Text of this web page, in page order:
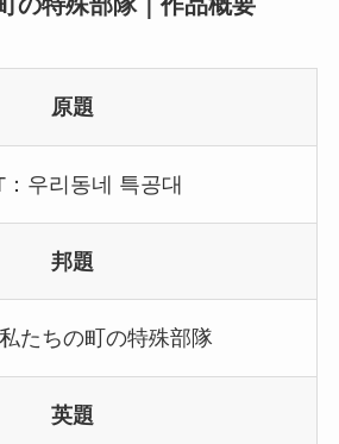
原題
：우리동네 특공대
邦題
たちの町の特殊部隊
英題